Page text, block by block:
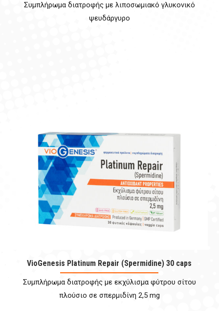
Συμπλήρωμα διατροφής με λιποσωμιακό γλυκονικό
ψευδάργυρο
VioGenesis Platinum Repair (Spermidine) 30 caps
Συμπλήρωμα διατροφής με εκχύλισμα φύτρου σίτου
πλούσιο σε σπερμιδίνη 2,5 mg